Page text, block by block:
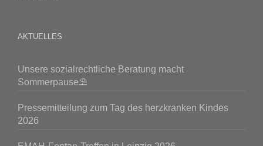
AKTUELLES
Unsere sozialrechtliche Beratung macht
Sommerpause⛱️
Pressemitteilung zum Tag des herzkranken Kindes
2026